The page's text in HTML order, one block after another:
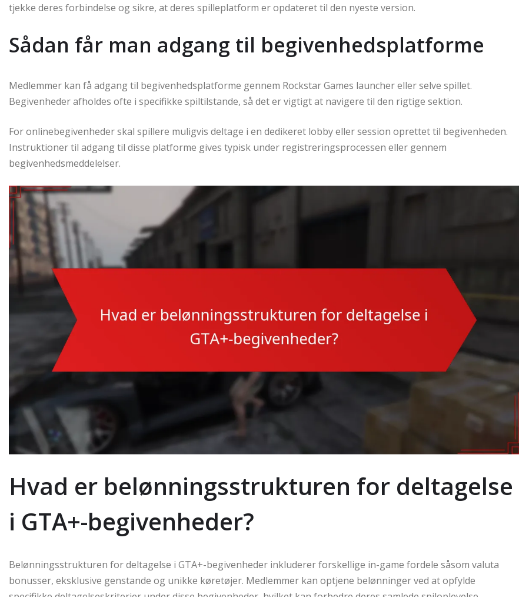
tjekke deres forbindelse og sikre, at deres spilleplatform er opdateret til den nyeste version.
Sådan får man adgang til begivenhedsplatforme
Medlemmer kan få adgang til begivenhedsplatforme gennem Rockstar Games launcher eller selve spillet.
Begivenheder afholdes ofte i specifikke spiltilstande, så det er vigtigt at navigere til den rigtige sektion.
For onlinebegivenheder skal spillere muligvis deltage i en dedikeret lobby eller session oprettet til begivenheden.
Instruktioner til adgang til disse platforme gives typisk under registreringsprocessen eller gennem
begivenhedsmeddelelser.
Hvad er belønningsstrukturen for deltagelse
i GTA+-begivenheder?
Belønningsstrukturen for deltagelse i GTA+-begivenheder inkluderer forskellige in-game fordele såsom valuta
bonusser, eksklusive genstande og unikke køretøjer. Medlemmer kan optjene belønninger ved at opfylde